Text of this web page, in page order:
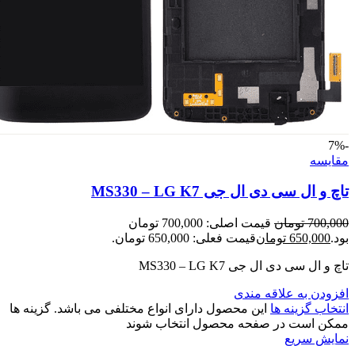
-7%
مقايسه
تاچ و ال سی دی ال جی MS330 – LG K7
700,000 تومان
قیمت اصلی: 700,000 تومان
بود.650,000 تومانقیمت فعلی: 650,000 تومان.
تاچ و ال سی دی ال جی MS330 – LG K7
افزودن به علاقه مندی
انتخاب گزینه ها این محصول دارای انواع مختلفی می باشد. گزینه ها
ممکن است در صفحه محصول انتخاب شوند
نمایش سریع